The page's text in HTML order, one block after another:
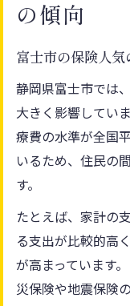
紹介
は
富士市で注
保険の魅
感とは
富士市
富士市
トを解説
保険の窓
魅力
の傾向
富士市の保険人
静岡県富士市では
大きく影響してい
療費の水準が全国
いるため、住民の
す。
たとえば、家計の
る支出が比較的高
が高まっています
災保険や地震保険